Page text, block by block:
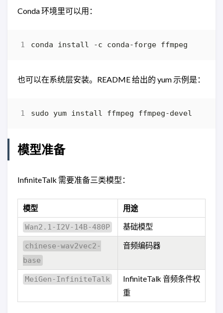
Conda 环境里可以用：
也可以在系统层安装。README 给出的 yum 示例是：
模型准备
InfiniteTalk 需要准备三类模型：
模型 用途
Wan2.1-I2V-14B-480P 基础模型
chinese-wav2vec2-
base
音频编码器
MeiGen-InfiniteTalk
InfiniteTalk 音频条件权
重